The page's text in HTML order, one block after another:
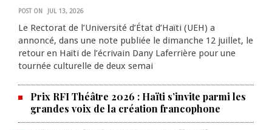
POST ON JUL 13, 2026
Le Rectorat de l’Université d’État d’Haïti (UEH) a
annoncé, dans une note publiée le dimanche 12 juillet, le
retour en Haïti de l’écrivain Dany Laferrière pour une
tournée culturelle de deux semai
Prix RFI Théâtre 2026 : Haïti s’invite parmi les
grandes voix de la création francophone